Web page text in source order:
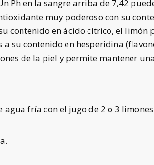
Ph en la sangre arriba de 7,42
muy poderoso con su
contenido en ácido cítrico, el
su contenido en hesperidina
de la piel y permite mantener
fría con el jugo de 2 o 3